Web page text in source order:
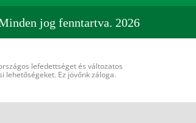
jog fenntartva. 2026
lefedettséget és változatos
lehetőségeket. Ez jövőnk záloga.